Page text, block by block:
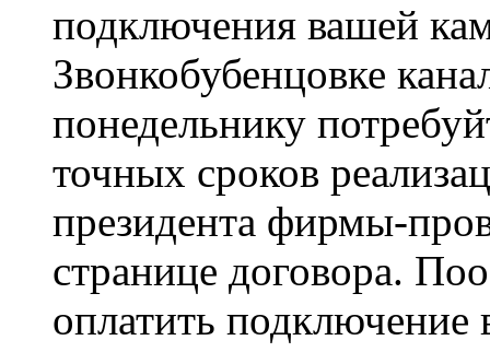
подключения вашей
Звонкобубенцовке
понедельнику
точных сроков
президента фирмы-
странице договора.
оплатить подключение